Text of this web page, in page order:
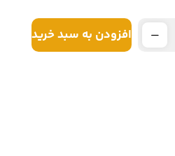
افزودن به سبد خرید